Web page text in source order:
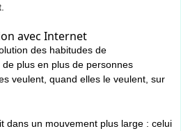
avec Internet
des habitudes de
de plus en plus de personnes
veulent, quand elles le veulent, sur
dans un mouvement plus large : celui